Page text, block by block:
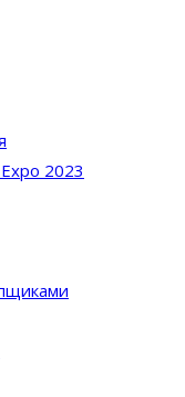
2023